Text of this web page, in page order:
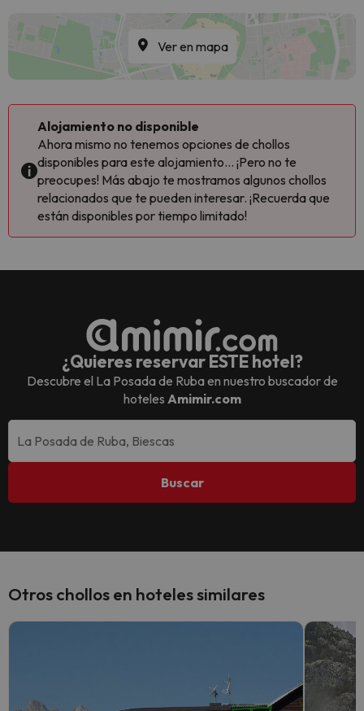
Ver en mapa
Alojamiento no disponible
Ahora mismo no tenemos opciones de chollos
disponibles para este alojamiento... ¡Pero no te
preocupes! Más abajo te mostramos algunos chollos
relacionados que te pueden interesar. ¡Recuerda que
están disponibles por tiempo limitado!
¿Quieres reservar ESTE hotel?
Descubre el La Posada de Rubaen nuestro buscador de
hoteles Amimir.com
Buscar
Otros chollos en hoteles similares